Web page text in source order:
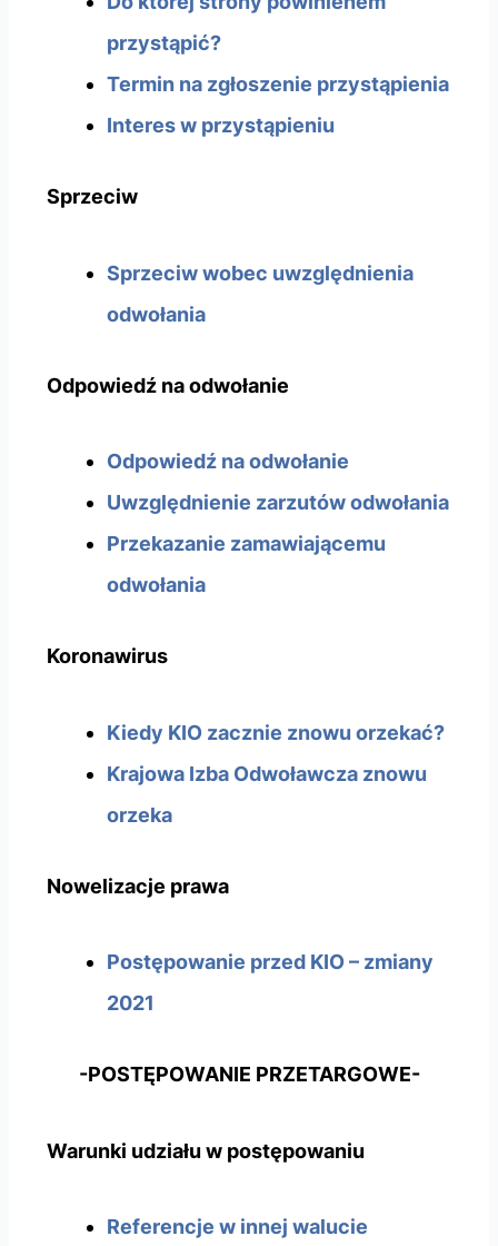
przystąpić?
Termin na zgłoszenie przystąpienia
Interes w przystąpieniu
Sprzeciw
Sprzeciw wobec uwzględnienia
odwołania
Odpowiedź na odwołanie
Odpowiedź na odwołanie
Uwzględnienie zarzutów odwołania
Przekazanie zamawiającemu
odwołania
Koronawirus
Kiedy KIO zacznie znowu orzekać?
Krajowa Izba Odwoławcza znowu
orzeka
Nowelizacje prawa
Postępowanie przed KIO – zmiany
2021
-POSTĘPOWANIE PRZETARGOWE-
Warunki udziału w postępowaniu
Referencje w innej walucie